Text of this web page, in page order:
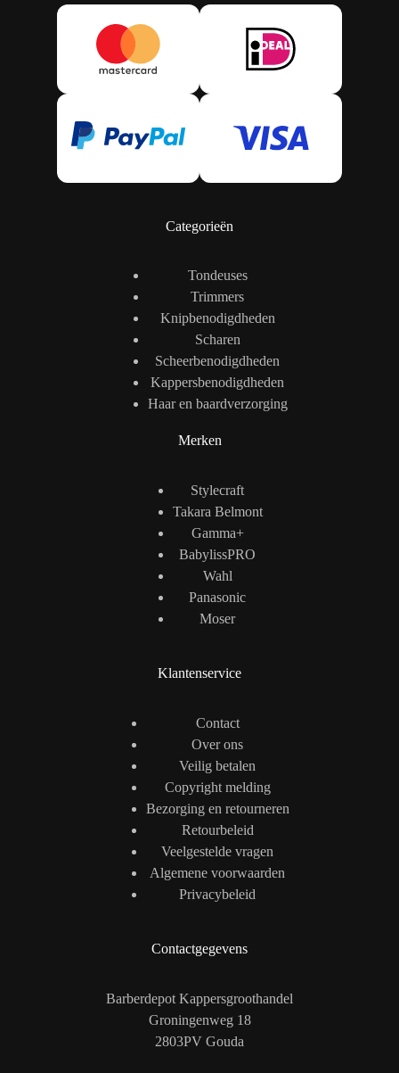
Categorieën
Tondeuses
Trimmers
Knipbenodigdheden
Scharen
Scheerbenodigdheden
Kappersbenodigdheden
Haar en baardverzorging
Merken
Stylecraft
Takara Belmont
Gamma+
BabylissPRO
Wahl
Panasonic
Moser
Klantenservice
Contact
Over ons
Veilig betalen
Copyright melding
Bezorging en retourneren
Retourbeleid
Veelgestelde vragen
Algemene voorwaarden
Privacybeleid
Contactgegevens
Barberdepot Kappersgroothandel
Groningenweg 18
2803PV Gouda